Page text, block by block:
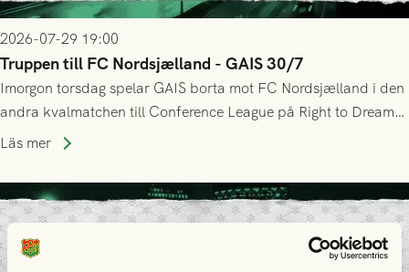
2026-07-29 19:00
Truppen till FC Nordsjælland - GAIS 30/7
Imorgon torsdag spelar GAIS borta mot FC Nordsjælland i den
andra kvalmatchen till Conference League på Right to Dream
Park! Fredrik Holmberg och ledarstaben har tagit ut följande
Läs mer